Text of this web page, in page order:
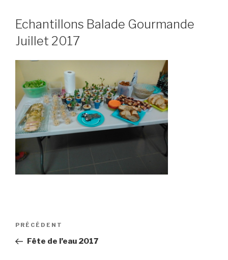
Echantillons Balade Gourmande
Juillet 2017
Navigation
l’article
Article
précédent
PRÉCÉDENT
Fête de l’eau 2017